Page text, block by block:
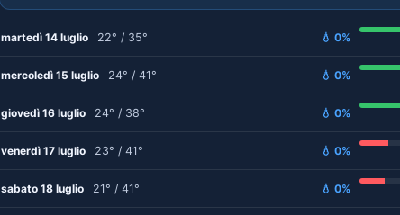
martedì 14 luglio 22° / 35° 💧 0%
mercoledì 15 luglio 24° / 41° 💧 0%
giovedì 16 luglio 24° / 38° 💧 0%
venerdì 17 luglio 23° / 41° 💧 0%
sabato 18 luglio 21° / 41° 💧 0%